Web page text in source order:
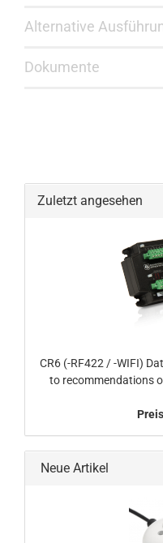
Alternative
Dokumente
Zuletzt angesehen
CR6 (-RF422 / -WIFI)
to recommendations
Neue Artikel